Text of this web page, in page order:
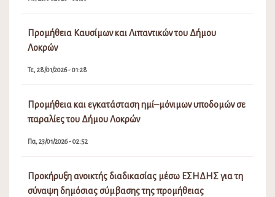
Προμήθεια Καυσίμων και Λιπαντικών του Δήμου
Λοκρών
Τε, 28/01/2026 - 01:28
Προμήθεια και εγκατάσταση ημί–μόνιμων υποδομών σε
παραλίες του Δήμου Λοκρών
Πα, 23/01/2026 - 02:52
Προκήρυξη ανοικτής διαδικασίας μέσω ΕΣΗΔΗΣ για τη
σύναψη δημόσιας σύμβασης της προμήθειας